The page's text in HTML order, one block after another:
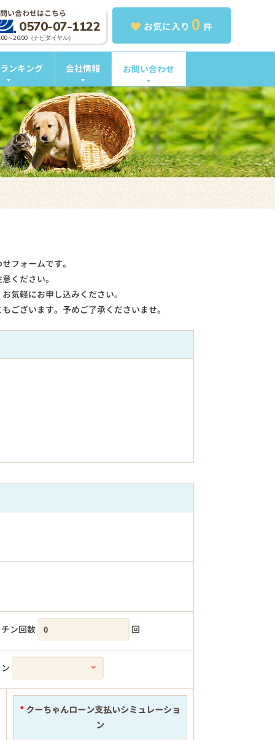
お気に入り 0 件
い合わせはこちら
0570-07-1122
～20:00（ナビダイヤル）
ンキング 会社情報 お問い合わせ
フォームです。
ください。
気軽にお申し込みください。
ございます。予めご了承くださいませ。
ン回数 回
* クーちゃんローン支払いシミュレーショ
ン